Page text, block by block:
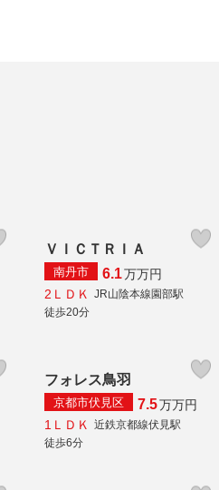
ＶＩＣＴＲＩＡ
南丹市 6.1万万円
2ＬＤＫ
JR山陰本線園部駅
徒歩20分
フォレス鳥羽
京都市伏見区 7.5万万円
1ＬＤＫ
近鉄京都線伏見駅
徒歩6分